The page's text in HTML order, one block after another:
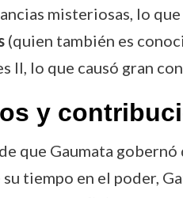
misteriosas, lo
(quien también es
II, lo que causó gran
y
que Gaumata
tiempo en el poder,